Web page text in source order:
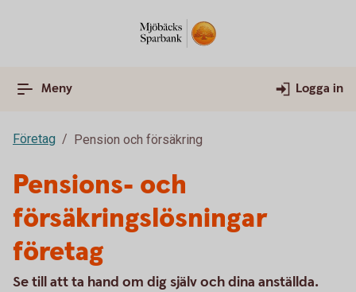
Meny Logga in
Företag Pension och försäkring
Pensions- och
försäkringslösningar
företag
Se till att ta hand om dig själv och dina anställda.